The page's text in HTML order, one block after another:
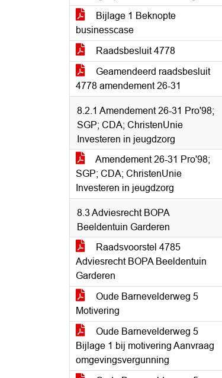
Bijlage 1 Beknopte
businesscase
Raadsbesluit 4778
Geamendeerd raadsbesluit
4778 amendement 26-31
8.2.1 Amendement 26-31 Pro'98;
SGP; CDA; ChristenUnie
Investeren in jeugdzorg
Amendement 26-31 Pro'98;
SGP; CDA; ChristenUnie
Investeren in jeugdzorg
8.3 Adviesrecht BOPA
Beeldentuin Garderen
Raadsvoorstel 4785
Adviesrecht BOPA Beeldentuin
Garderen
Oude Barnevelderweg 5
Motivering
Oude Barnevelderweg 5
Bijlage 1 bij motivering Aanvraag
omgevingsvergunning